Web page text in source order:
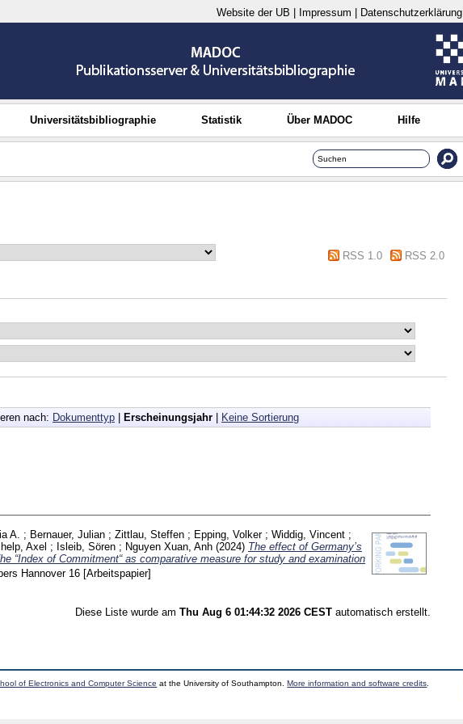
Website der UB Impressum Datenschutzerklärung
Universitätsbibliographie Statistik Über MADOC Hilfe
RSS 1.0
RSS 2.0
nach: Dokumenttyp Erscheinungsjahr Keine Sortierung
A. ; Bernauer, Julian ; Zittlau, Steffen ; Epping, Volker; Widdig, Vincent ;
Axel ; Isleib, Sören ; Nguyen Xuan, Anh (2024) The effect of Germany’s
“Index of Commitment“ as comparative measure for study and examination
Hannover 16 [Arbeitspapier]
Diese Liste wurde am Thu Aug 6 01:44:32 2026 CEST automatisch erstellt.
of Electronics and Computer Science at the University of Southampton.More information and software credits